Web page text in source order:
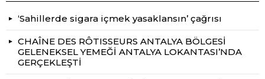
‘Sahillerde sigara içmek yasaklansın’ çağrısı
CHAÎNE DES RÔTISSEURS ANTALYA BÖLGESİ
GELENEKSEL YEMEĞİ ANTALYA LOKANTASI’NDA
GERÇEKLEŞTİ